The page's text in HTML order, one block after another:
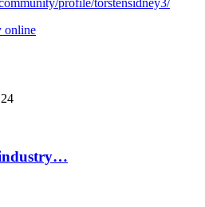
profile/torstensidney3/
online